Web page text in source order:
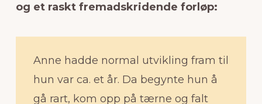
og et raskt fremadskridende forløp:
Anne hadde normal utvikling fram til
hun var ca. et år. Da begynte hun å
gå rart, kom opp på tærne og falt